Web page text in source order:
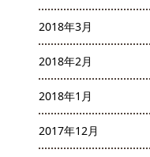
2018年3月
2018年2月
2018年1月
2017年12月